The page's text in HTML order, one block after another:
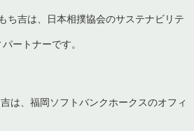
もち吉は、日本相撲協会のサステナビリテ
パートナーです。
は、福岡ソフトバンクホークスのオフィ